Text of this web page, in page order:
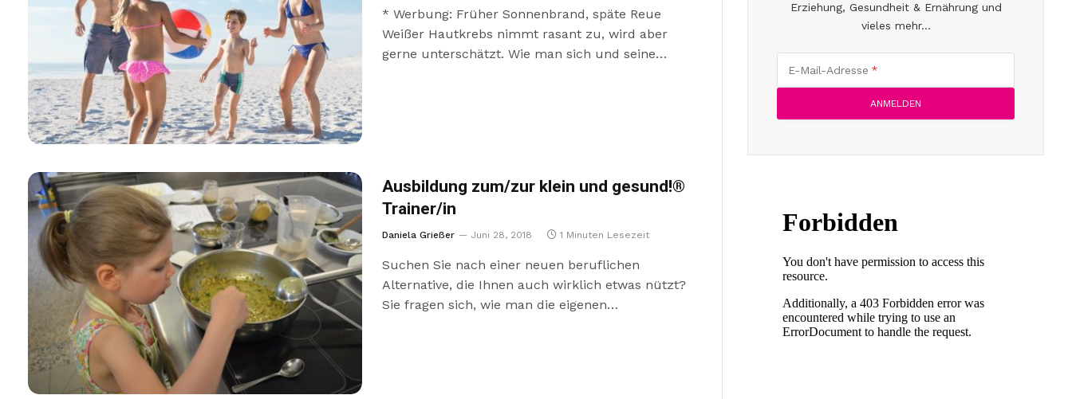
* Werbung: Früher Sonnenbrand, späte Reue
Weißer Hautkrebs nimmt rasant zu, wird aber
gerne unterschätzt. Wie man sich und seine…
Ausbildung zum/zur klein und gesund!®
Trainer/in
Daniela Grießer Juni 28, 2018 1 Minuten Lesezeit
Suchen Sie nach einer neuen beruflichen
Alternative, die Ihnen auch wirklich etwas nützt?
Sie fragen sich, wie man die eigenen…
Erziehung, Gesundheit & Ernährung und
vieles mehr...
E-Mail-Adresse